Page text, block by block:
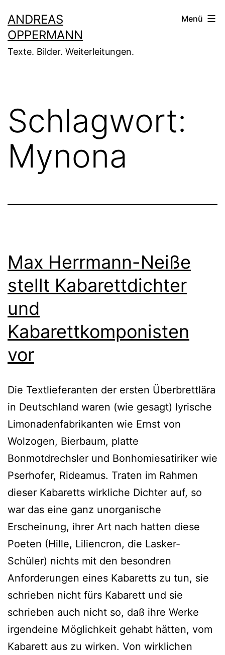
Inhalt
springen
ANDREAS
OPPERMANN
Texte. Bilder. Weiterleitungen.
Menü
Schlagwort:
Mynona
Max Herrmann-Neiße
stellt Kabarettdichter
und
Kabarettkomponisten
vor
Die Textlieferanten der ersten Überbrettlära
in Deutschland waren (wie gesagt) lyrische
Limonadenfabrikanten wie Ernst von
Wolzogen, Bierbaum, platte
Bonmotdrechsler und Bonhomiesatiriker wie
Pserhofer, Rideamus. Traten im Rahmen
dieser Kabaretts wirkliche Dichter auf, so
war das eine ganz unorganische
Erscheinung, ihrer Art nach hatten diese
Poeten (Hille, Liliencron, die Lasker-
Schüler) nichts mit den besondren
Anforderungen eines Kabaretts zu tun, sie
schrieben nicht fürs Kabarett und sie
schrieben auch nicht so, daß ihre Werke
irgendeine Möglichkeit gehabt hätten, vom
Kabarett aus zu wirken. Von wirklichen